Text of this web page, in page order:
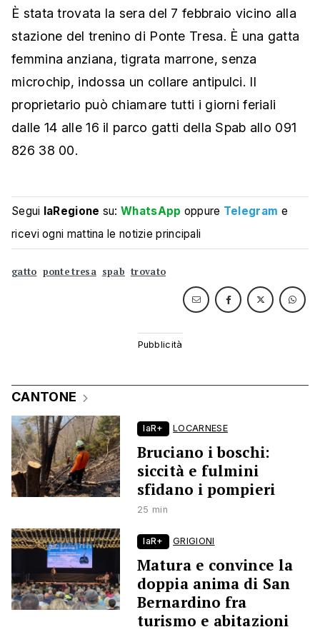
È stata trovata la sera del 7 febbraio vicino alla
stazione del trenino di Ponte Tresa. È una gatta
femmina anziana, tigrata marrone, senza
microchip, indossa un collare antipulci. Il
proprietario può chiamare tutti i giorni feriali
dalle 14 alle 16 il parco gatti della Spab allo 091
826 38 00.
Segui laRegione su:WhatsApp oppure Telegram e
ricevi ogni mattina le notizie principali
gatto ponte tresa spab trovato
CANTONE
laR+ LOCARNESE
Bruciano i boschi:
siccità e fulmini
sfidano i pompieri
25 min
laR+ GRIGIONI
Matura e convince la
doppia anima di San
Bernardino fra
turismo e abitazioni